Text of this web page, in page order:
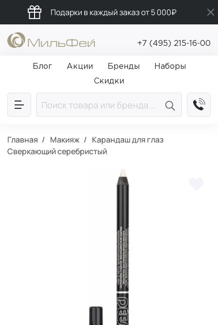
Подарки в каждый заказ от 5 000₽
Бесплатная доставка от 5 000₽
Промокод ПРИВЕТ
+7 (495) 215-16-00
Блог Акции Бренды
Наборы
Скидки
Главная Макияж
Карандаш для глаз
Сверкающий серебристый